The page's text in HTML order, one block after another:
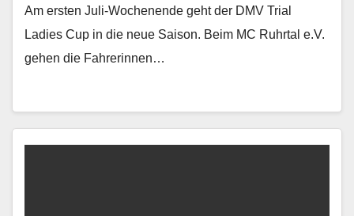
Am ersten Juli-Wochenende geht der DMV Trial
Ladies Cup in die neue Saison. Beim MC Ruhrtal e.V.
gehen die Fahrerinnen…